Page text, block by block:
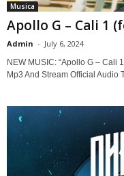
Musica
Apollo G – Cali 1
Admin - July 6, 2024
NEW MUSIC: “Apollo G – Cali
Mp3 And Stream Official Audio